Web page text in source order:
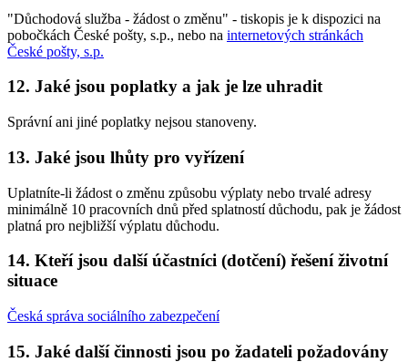
"Důchodová služba - žádost o změnu" - tiskopis je k dispozici na
pobočkách České pošty, s.p., nebo na internetových stránkách
České pošty, s.p.
12. Jaké jsou poplatky a jak je lze uhradit
Správní ani jiné poplatky nejsou stanoveny.
13. Jaké jsou lhůty pro vyřízení
Uplatníte-li žádost o změnu způsobu výplaty nebo trvalé adresy
minimálně 10 pracovních dnů před splatností důchodu, pak je žádost
platná pro nejbližší výplatu důchodu.
14. Kteří jsou další účastníci (dotčení) řešení životní
situace
Česká správa sociálního zabezpečení
15. Jaké další činnosti jsou po žadateli požadovány